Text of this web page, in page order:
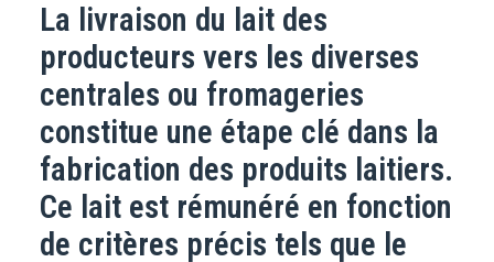
La livraison du lait des
producteurs vers les diverses
centrales ou fromageries
constitue une étape clé dans la
fabrication des produits laitiers.
Ce lait est rémunéré en fonction
de critères précis tels que le